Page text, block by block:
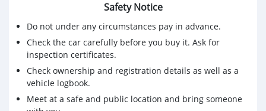
•สไตล์รถ : naked
•ความสูงเบาะนั่ง : 820 มิลลิเมตร
•น้ำหนักรถ : 213 กิโลกรัม
Safety Notice
Do not under any circumstances pay in advance.
Check the car carefully before you buy it. Ask for
inspection certificates.
Check ownership and registration details as well as a
vehicle logbook.
Meet at a safe and public location and bring someone